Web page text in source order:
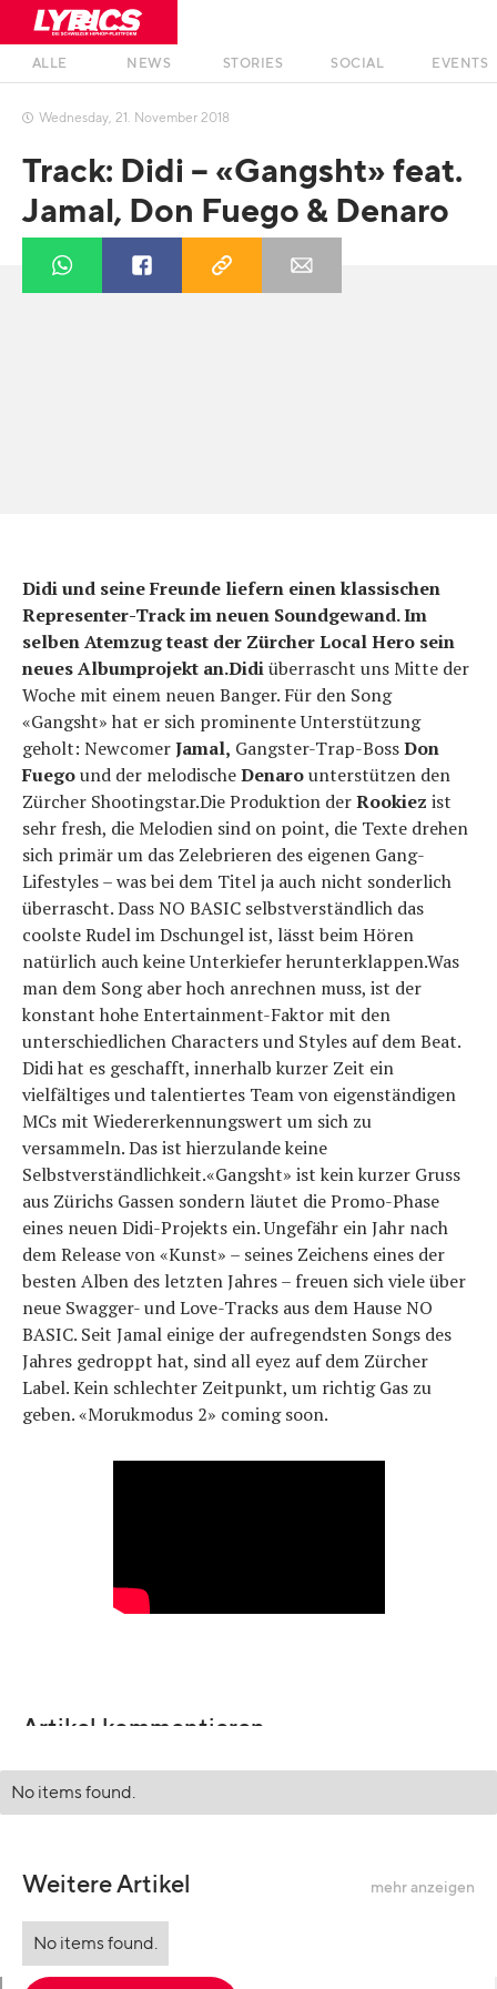
ALLE NEWS STORIES SOCIAL EVENTS
 Wednesday, 21. November 2018
Track: Didi – «Gangsht» feat.
Jamal, Don Fuego & Denaro
Didi und seine Freunde liefern einen klassischen
Representer-Track im neuen Soundgewand. Im
selben Atemzug teast der Zürcher Local Hero sein
neues Albumprojekt an.Didiüberrascht uns Mitte der
Woche mit einem neuen Banger. Für den Song
«Gangsht» hat er sich prominente Unterstützung
geholt: NewcomerJamal, Gangster-Trap-BossDon
Fuegound der melodischeDenarounterstützen den
Zürcher Shootingstar.Die Produktion derRookiez ist
sehr fresh, die Melodien sind on point, die Texte drehen
sich primär um das Zelebrieren des eigenen Gang-
Lifestyles – was bei dem Titel ja auch nicht sonderlich
überrascht. Dass NO BASIC selbstverständlich das
coolste Rudel im Dschungel ist, lässt beim Hören
natürlich auch keine Unterkiefer herunterklappen.Was
man dem Song aber hoch anrechnen muss, ist der
konstant hohe Entertainment-Faktor mit den
unterschiedlichen Characters und Styles auf dem Beat.
Didi hat es geschafft, innerhalb kurzer Zeit ein
vielfältiges und talentiertes Team von eigenständigen
MCs mit Wiedererkennungswert um sich zu
versammeln. Das ist hierzulande keine
Selbstverständlichkeit.«Gangsht» ist kein kurzer Gruss
aus Zürichs Gassen sondern läutet die Promo-Phase
eines neuen Didi-Projekts ein. Ungefähr ein Jahr nach
dem Release von «Kunst» – seines Zeichens eines der
besten Alben des letzten Jahres – freuen sich viele über
neue Swagger- und Love-Tracks aus dem Hause NO
BASIC. Seit Jamal einige der aufregendsten Songs des
Jahres gedroppt hat, sind all eyez auf dem Zürcher
Label. Kein schlechter Zeitpunkt, um richtig Gas zu
geben. «Morukmodus 2» coming soon.
Artikel kommentieren
No items found.
Weitere Artikel mehr anzeigen
No items found.